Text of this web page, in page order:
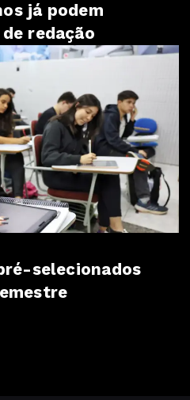
já podem
redação
selecionados